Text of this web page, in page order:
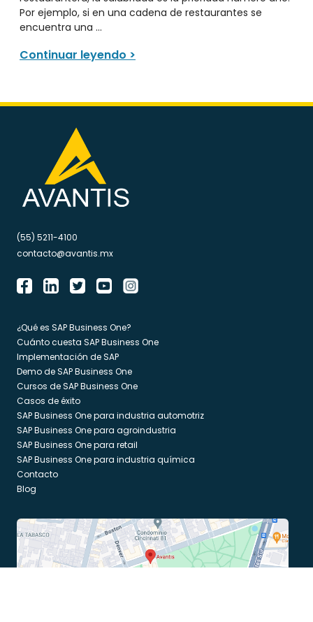
Por ejemplo, si en una cadena de restaurantes se
encuentra una ...
Continuar leyendo >
(55) 5211-4100
contacto@avantis.mx
¿Qué es SAP Business One?
Cuánto cuesta SAP Business One
Implementación de SAP
Demo de SAP Business One
Cursos de SAP Business One
Casos de éxito
SAP Business One para industria automotriz
SAP Business One para agroindustria
SAP Business One para retail
SAP Business One para industria química
Contacto
Blog